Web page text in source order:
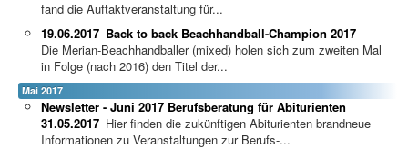
fand die Auftaktveranstaltung für...
Back to back Beachhandball-Champion 2017
19.06.2017
Die Merian-Beachhandballer (mixed) holen sich zum zweiten Mal
in Folge (nach 2016) den Titel der...
Mai 2017
Newsletter - Juni 2017 Berufsberatung für Abiturienten
31.05.2017 Hier finden die zukünftigen Abiturienten brandneue
Informationen zu Veranstaltungen zur Berufs-...